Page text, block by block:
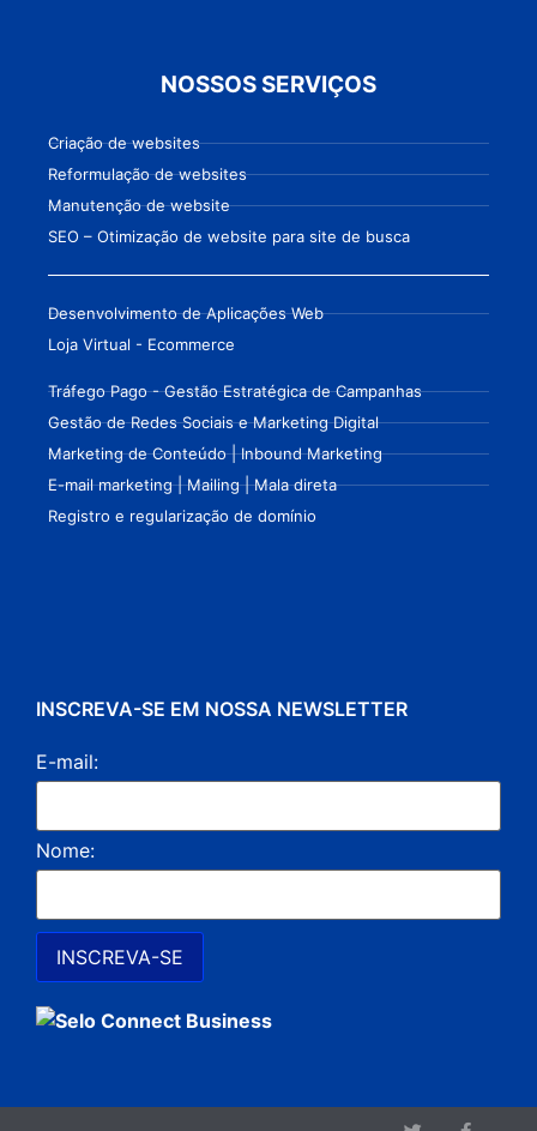
NOSSOS SERVIÇOS
Criação de websites
Reformulação de websites
Manutenção de website
SEO – Otimização de website para site de busca
Desenvolvimento de Aplicações Web
Loja Virtual - Ecommerce
Tráfego Pago - Gestão Estratégica de Campanhas
Gestão de Redes Sociais e Marketing Digital
Marketing de Conteúdo | Inbound Marketing
E-mail marketing | Mailing | Mala direta
Registro e regularização de domínio
INSCREVA-SE EM NOSSA NEWSLETTER
E-mail:
Nome: